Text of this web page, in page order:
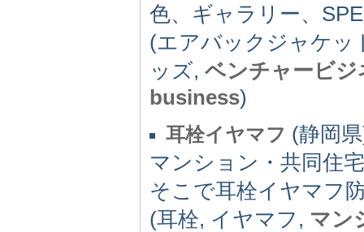
色、ギャラリー、
(エアバックジャケッ
ッズ, ベンチャービジ
business)
耳栓イヤマフ (静岡
マンション・共同住
そこで耳栓イヤマフ
(耳栓, イヤマフ, マン